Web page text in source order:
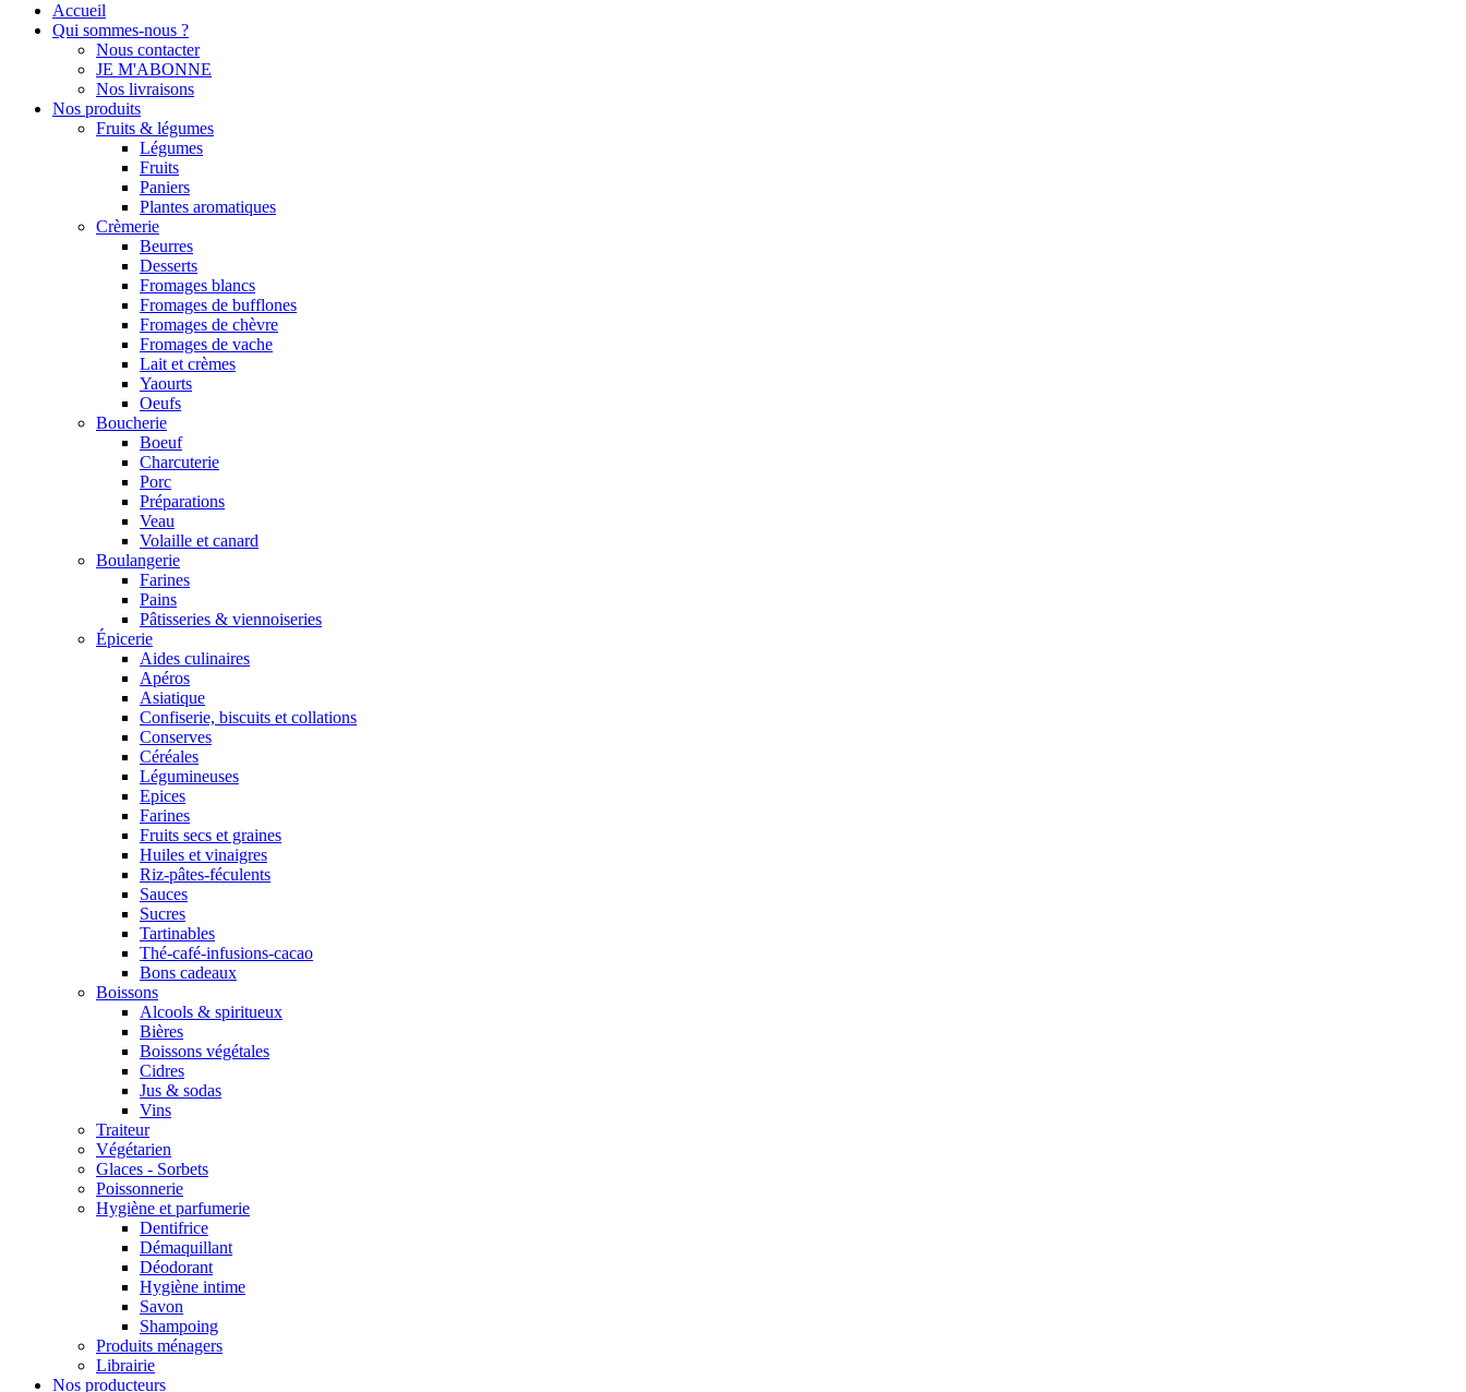
Accueil
Qui sommes-nous ?
Nous contacter
JE M'ABONNE
Nos livraisons
Nos produits
Fruits & légumes
Légumes
Fruits
Paniers
Plantes aromatiques
Crèmerie
Beurres
Desserts
Fromages blancs
Fromages de bufflones
Fromages de chèvre
Fromages de vache
Lait et crèmes
Yaourts
Oeufs
Boucherie
Boeuf
Charcuterie
Porc
Préparations
Veau
Volaille et canard
Boulangerie
Farines
Pains
Pâtisseries & viennoiseries
Épicerie
Aides culinaires
Apéros
Asiatique
Confiserie, biscuits et collations
Conserves
Céréales
Légumineuses
Epices
Farines
Fruits secs et graines
Huiles et vinaigres
Riz-pâtes-féculents
Sauces
Sucres
Tartinables
Thé-café-infusions-cacao
Bons cadeaux
Boissons
Alcools & spiritueux
Bières
Boissons végétales
Cidres
Jus & sodas
Vins
Traiteur
Végétarien
Glaces - Sorbets
Poissonnerie
Hygiène et parfumerie
Dentifrice
Démaquillant
Déodorant
Hygiène intime
Savon
Shampoing
Produits ménagers
Librairie
Nos producteurs